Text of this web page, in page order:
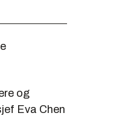
og
Eva Chen